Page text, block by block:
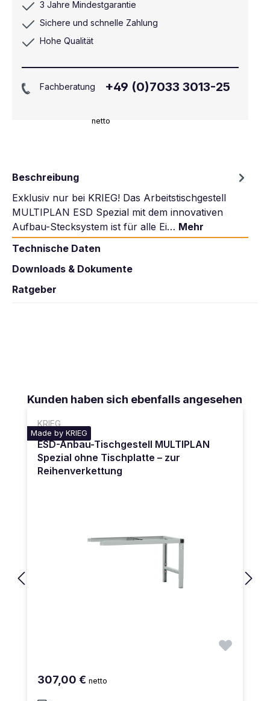
netto
3 Jahre Mindestgarantie
Sichere und schnelle Zahlung
Hohe Qualität
Fachberatung +49 (0)7033 3013-25
Beschreibung
Exklusiv nur bei KRIEG! Das Arbeitstischgestell
MULTIPLAN ESD Spezial mit dem innovativen
Aufbau-Stecksystem ist für alle Ei… Mehr
Technische Daten
Downloads & Dokumente
Ratgeber
Produktgalerie überspringen
Kunden haben sich ebenfalls angesehen
KRIEG
Made by KRIEG
ESD-Anbau-Tischgestell MULTIPLAN
Spezial ohne Tischplatte – zur
Reihenverkettung
307,00 € netto